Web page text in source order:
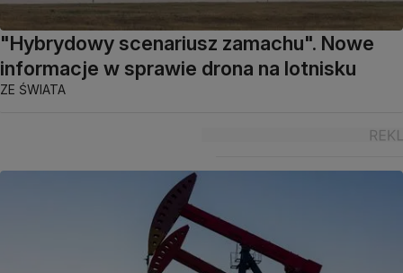
"Hybrydowy scenariusz zamachu". Nowe
informacje w sprawie drona na lotnisku
ZE ŚWIATA